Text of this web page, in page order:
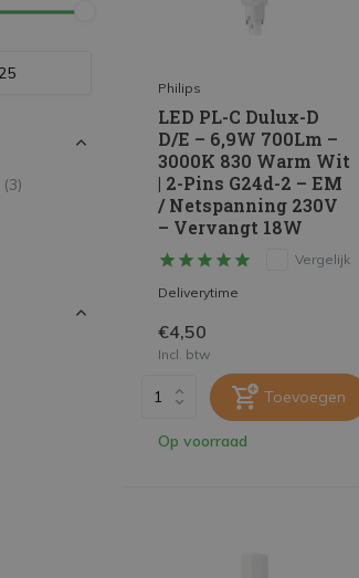
(3)
Philips
LED PL-C Dulux-D
D/E – 6,9W 700Lm –
3000K 830 Warm Wit
| 2-Pins G24d-2 – EM
/ Netspanning 230V
– Vervangt 18W
Vergelijk
Deliverytime
€4,50
Incl. btw
Toevoegen
Op voorraad